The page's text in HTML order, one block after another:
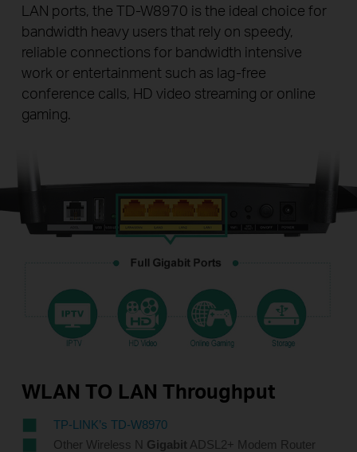
LAN ports, the TD-W8970 is the ideal choice for
bandwidth heavy users that rely on speedy,
reliable connections for bandwidth intensive
work or entertainment such as lag-free
conference calls, HD video streaming or online
gaming.
WLAN TO LAN Throughput
TP-LINK’s TD-W8970
Other Wireless N Gigabit ADSL2+ Modem Router